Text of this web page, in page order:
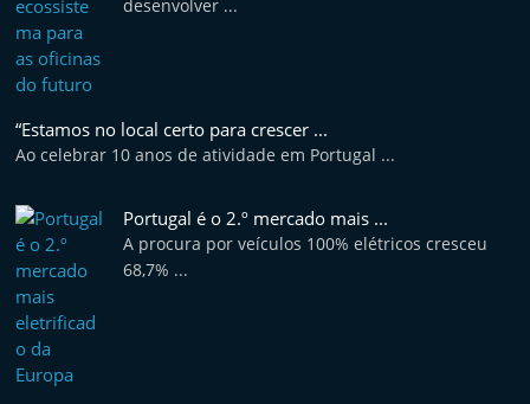
desenvolver ...
“Estamos no local certo para crescer ...
Ao celebrar 10 anos de atividade em Portugal ...
Portugal é o 2.º mercado mais ...
A procura por veículos 100% elétricos cresceu
68,7% ...